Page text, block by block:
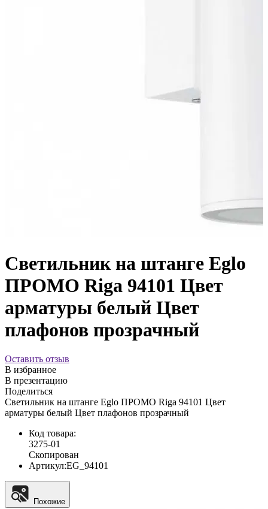
Светильник на штанге Eglo
ПРОМО Riga 94101 Цвет
арматуры белый Цвет
плафонов прозрачный
Оставить отзыв
В избранное
В презентацию
Поделиться
Светильник на штанге Eglo ПРОМО Riga 94101 Цвет
арматуры белый Цвет плафонов прозрачный
Код товара:
3275-01
Скопирован
Артикул:EG_94101
Похожие